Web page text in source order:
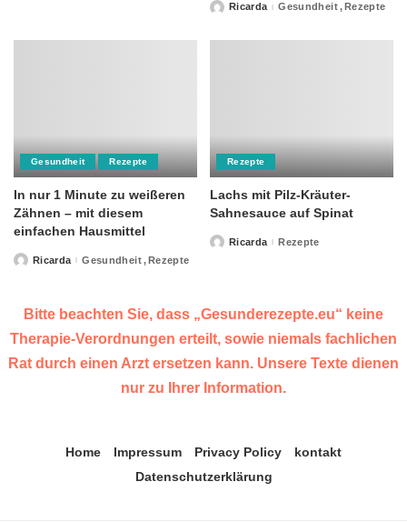
PostedRicarda Gesundheit Rezepte
Gesundheit Rezepte
In nur 1 Minute zu weißeren
Zähnen – mit diesem
einfachen Hausmittel
PostedRicarda Gesundheit Rezepte
Rezepte
Lachs mit Pilz-Kräuter-
Sahnesauce auf Spinat
PostedRicarda Rezepte
Bitte beachten Sie, dass „Gesunderezepte.eu“ keine
Therapie-Verordnungen erteilt, sowie niemals fachlichen
Rat durch einen Arzt ersetzen kann. Unsere Texte dienen
nur zu Ihrer Information.
Home Impressum Privacy Policy
kontakt
Datenschutzerklärung